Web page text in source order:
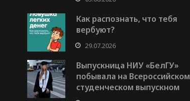
Как распознать, что тебя
вербуют?
29.07.2026
Выпускница НИУ «БелГУ»
побывала на Всероссийском
студенческом выпускном